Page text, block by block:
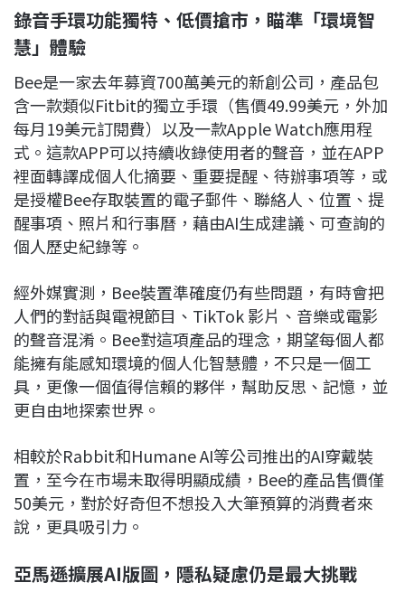
錄音手環功能獨特、低價搶市，瞄準「環境智
慧」體驗
Bee是一家去年募資700萬美元的新創公司，產品包
含一款類似Fitbit的獨立手環（售價49.99美元，外加
每月19美元訂閱費）以及一款Apple Watch應用程
式。這款APP可以持續收錄使用者的聲音，並在APP
裡面轉譯成個人化摘要、重要提醒、待辦事項等，或
是授權Bee存取裝置的電子郵件、聯絡人、位置、提
醒事項、照片和行事曆，藉由AI生成建議、可查詢的
個人歷史紀錄等。
經外媒實測，Bee裝置準確度仍有些問題，有時會把
人們的對話與電視節目、TikTok 影片、音樂或電影
的聲音混淆。Bee對這項產品的理念，期望每個人都
能擁有能感知環境的個人化智慧體，不只是一個工
具，更像一個值得信賴的夥伴，幫助反思、記憶，並
更自由地探索世界。
相較於Rabbit和Humane AI等公司推出的AI穿戴裝
置，至今在市場未取得明顯成績，Bee的產品售價僅
50美元，對於好奇但不想投入大筆預算的消費者來
說，更具吸引力。
亞馬遜擴展AI版圖，隱私疑慮仍是最大挑戰